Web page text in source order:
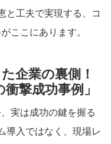
と工夫で実現する、コ
ここにあります。
企業の裏側！
撃成功事例」
実は成功の鍵を握る
導入ではなく、現場レ